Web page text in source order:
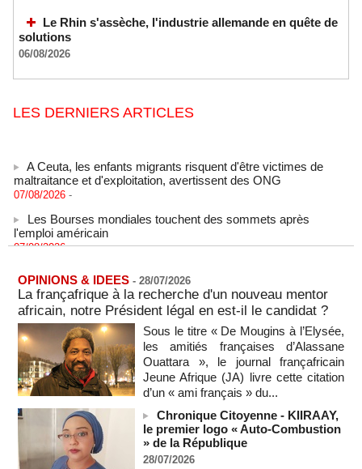
Le Rhin s'assèche, l'industrie allemande en quête de
solutions
06/08/2026
LES DERNIERS ARTICLES
maltraitance et d'exploitation, avertissent des ONG
07/08/2026 -
l'emploi américain
07/08/2026 -
Alassane Ouattara appelle à la contribution de toutes les forces
vives de la nation
07/08/2026
Polémique à l’Assemblée nationale : Yaël Braun-Pivet se dit
"dépassée" par les critiques concernant le nouveau pavillon
07/08/2026 -
Depuis le « cessez-le-feu » à Gaza, les forces israéliennes
ont tué 300 enfants palestiniens (UNICEF)
07/08/2026 -
Guinée-Bissau - Première visite de la médiation sénégalaise
après le sommet de la Cedeao
07/08/2026 -
OPINIONS & IDEES - 28/07/2026
La françafrique à la recherche d'un nouveau mentor
africain, notre Président légal en est-il le candidat ?
Sous le titre « De Mougins à l’Elysée,
les amitiés françaises d’Alassane
Ouattara », le journal françafricain
Jeune Afrique (JA) livre cette citation
d’un « ami français » du...
Chronique Citoyenne - KIIRAAY,
le premier logo « Auto-Combustion
» de la République
28/07/2026